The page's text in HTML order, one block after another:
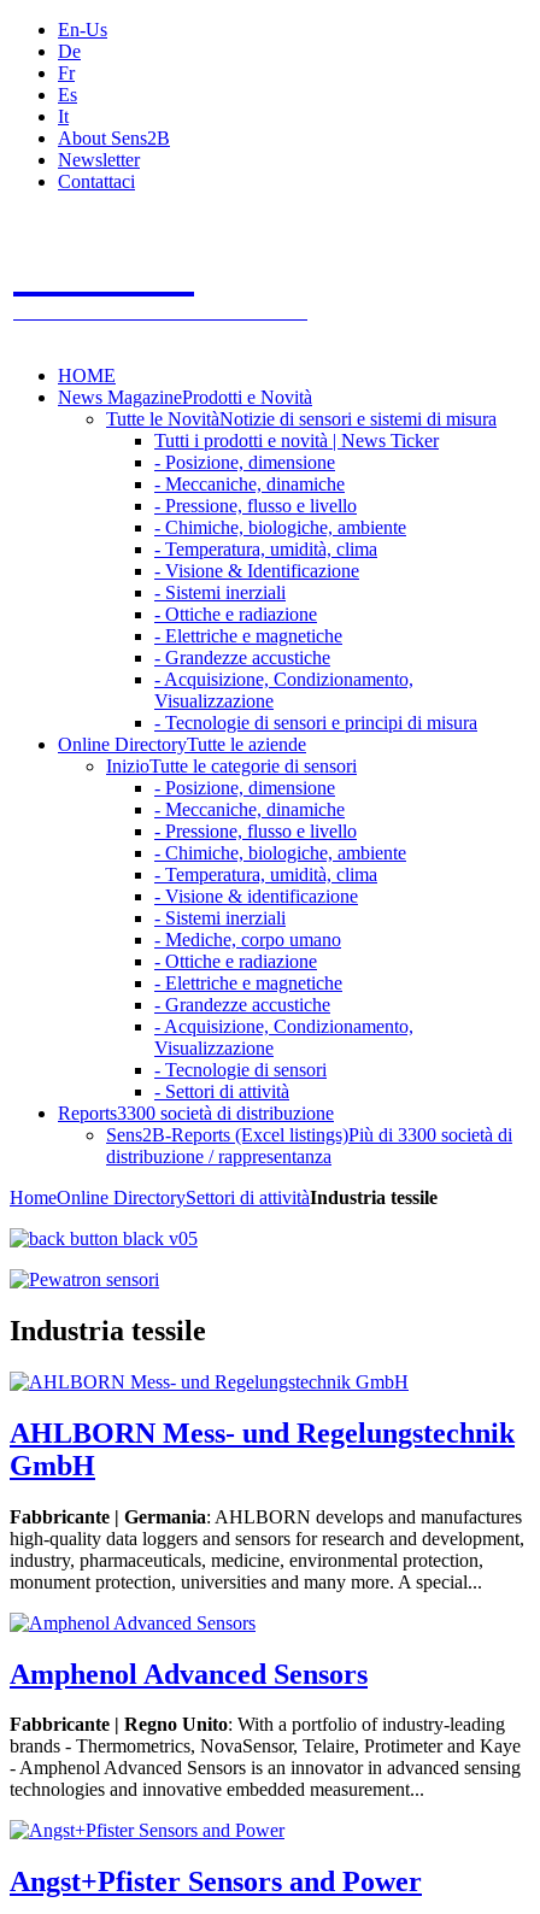
En-Us
De
Fr
Es
It
About Sens2B
Newsletter
Contattaci
HOME
News MagazineProdotti e Novità
Tutte le NovitàNotizie di sensori e sistemi di misura
Tutti i prodotti e novità | News Ticker
- Posizione, dimensione
- Meccaniche, dinamiche
- Pressione, flusso e livello
- Chimiche, biologiche, ambiente
- Temperatura, umidità, clima
- Visione & Identificazione
- Sistemi inerziali
- Ottiche e radiazione
- Elettriche e magnetiche
- Grandezze accustiche
- Acquisizione, Condizionamento,
Visualizzazione
- Tecnologie di sensori e principi di misura
Online DirectoryTutte le aziende
InizioTutte le categorie di sensori
- Posizione, dimensione
- Meccaniche, dinamiche
- Pressione, flusso e livello
- Chimiche, biologiche, ambiente
- Temperatura, umidità, clima
- Visione & identificazione
- Sistemi inerziali
- Mediche, corpo umano
- Ottiche e radiazione
- Elettriche e magnetiche
- Grandezze accustiche
- Acquisizione, Condizionamento,
Visualizzazione
- Tecnologie di sensori
- Settori di attività
Reports3300 società di distribuzione
Sens2B-Reports (Excel listings)Più di 3300 società di
distribuzione / rappresentanza
HomeOnline DirectorySettori di attivitàIndustria tessile
Industria tessile
AHLBORN Mess- und Regelungstechnik
GmbH
Fabbricante | Germania: AHLBORN develops and manufactures
high-quality data loggers and sensors for research and development,
industry, pharmaceuticals, medicine, environmental protection,
monument protection, universities and many more. A special...
Amphenol Advanced Sensors
Fabbricante | Regno Unito: With a portfolio of industry-leading
brands - Thermometrics, NovaSensor, Telaire, Protimeter and Kaye
- Amphenol Advanced Sensors is an innovator in advanced sensing
technologies and innovative embedded measurement...
Angst+Pfister Sensors and Power